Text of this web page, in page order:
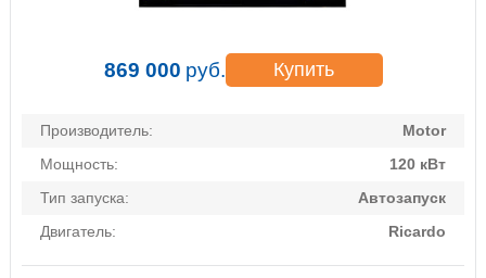
869 000 руб. Купить
Производитель:
Motor
Мощность:
120 кВт
Тип запуска:
Автозапуск
Двигатель:
Ricardo